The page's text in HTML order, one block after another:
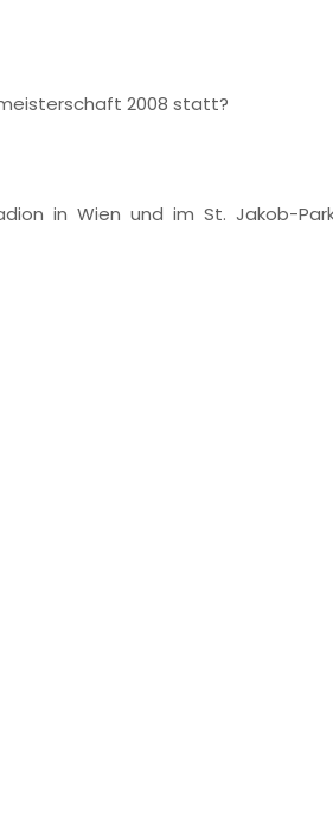
2008 statt?
in Wien und im St. Jakob-